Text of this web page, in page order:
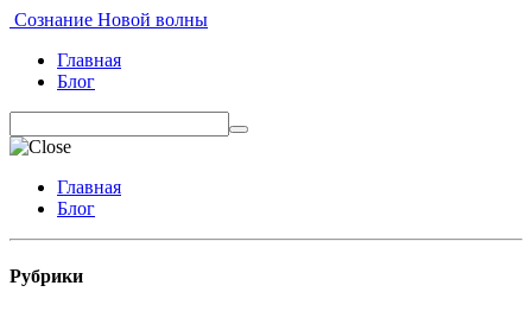
Сознание Новой волны
Главная
Блог
Главная
Блог
Рубрики